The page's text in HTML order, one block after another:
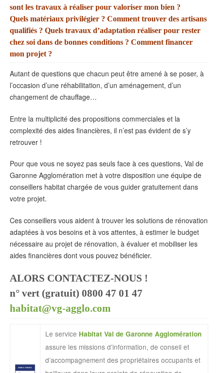
sont les travaux à réaliser pour valoriser mon bien ?
Quels matériaux privilégier ? Comment trouver des artisans
qualifiés ? Quels travaux d’adaptation réaliser pour rester
chez soi dans de bonnes conditions ? Comment financer
mon projet ?
Autant de questions que chacun peut être amené à se poser, à
l’occasion d’une réhabilitation, d’un aménagement, d’un
changement de chauffage…
Entre la multiplicité des propositions commerciales et la
complexité des aides financières, il n’est pas évident de s’y
retrouver !
Pour que vous ne soyez pas seuls face à ces questions, Val de
Garonne Agglomération met à votre disposition une équipe de
conseillers habitat chargée de vous guider gratuitement dans
votre projet.
Ces conseillers vous aident à trouver les solutions de rénovation
adaptées à vos besoins et à vos attentes, à estimer le budget
nécessaire au projet de rénovation, à évaluer et mobiliser les
aides financières dont vous pouvez bénéficier.
ALORS CONTACTEZ-NOUS !
n° vert (gratuit) 0800 47 01 47
habitat@vg-agglo.com
Le service Habitat Val de Garonne Agglomération
assure les missions d’information, de conseil et
d’accompagnement des propriétaires occupants et